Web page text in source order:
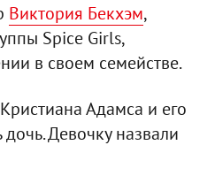
Виктория Бекхэм,
Spice Girls,
в своем семействе.
Адамса и его
Девочку назвали